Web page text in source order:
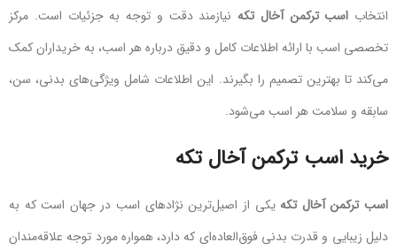
انتخاب اسب ترکمن آخال تکه نیازمند دقت و توجه به جزئیات است. مرکز
تخصصی اسب با ارائه اطلاعات کامل و دقیق درباره هر اسب، به خریداران کمک
می‌کند تا بهترین تصمیم را بگیرند. این اطلاعات شامل ویژگی‌های بدنی، سن،
سابقه و سلامت هر اسب می‌شود.
خرید اسب ترکمن آخال تکه
اسب ترکمن آخال تکه یکی از اصیل‌ترین نژادهای اسب در جهان است که به
دلیل زیبایی و قدرت بدنی فوق‌العاده‌ای که دارد، همواره مورد توجه علاقه‌مندان